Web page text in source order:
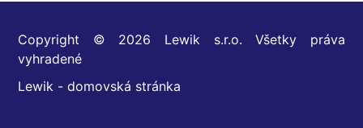
Copyright © 2026 Lewik s.r.o. Všetky práva
vyhradené
Lewik - domovská stránka